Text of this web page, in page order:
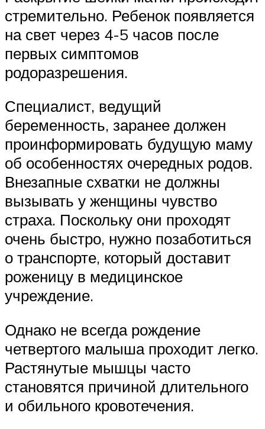
стремительно. Ребенок появляется
на свет через 4-5 часов после
первых симптомов
родоразрешения.
Специалист, ведущий
беременность, заранее должен
проинформировать будущую маму
об особенностях очередных родов.
Внезапные схватки не должны
вызывать у женщины чувство
страха. Поскольку они проходят
очень быстро, нужно позаботиться
о транспорте, который доставит
роженицу в медицинское
учреждение.
Однако не всегда рождение
четвертого малыша проходит легко.
Растянутые мышцы часто
становятся причиной длительного
и обильного кровотечения.